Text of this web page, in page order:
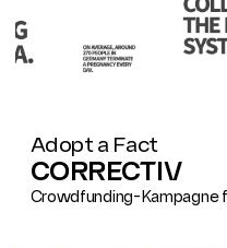
Adopt a Fact
CORRECTIV
Crowdfunding-Kampagne